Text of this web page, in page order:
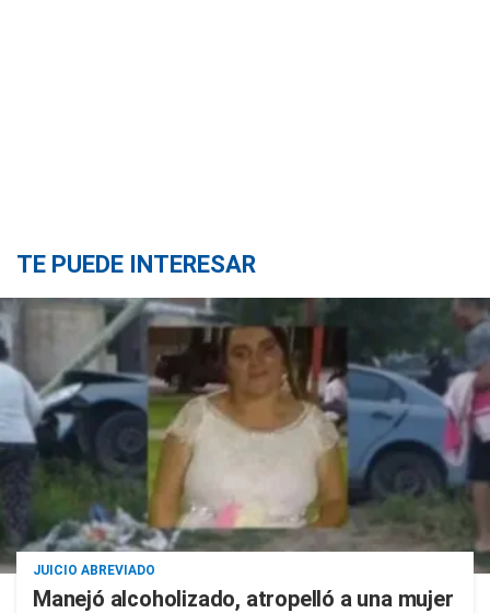
TE PUEDE INTERESAR
JUICIO ABREVIADO
Manejó alcoholizado, atropelló a una mujer